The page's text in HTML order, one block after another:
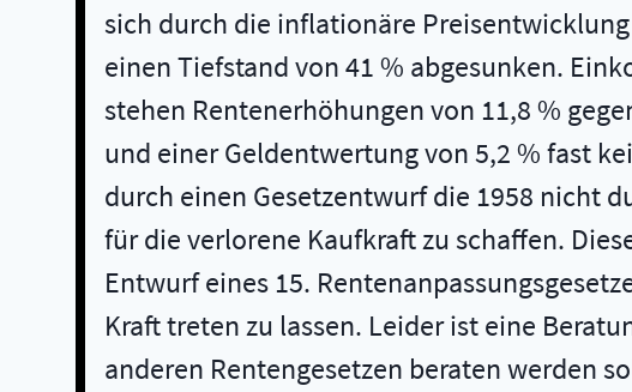
sich durch die inflationäre
einen Tiefstand von 41 % abgesunken.
stehen Rentenerhöhungen von 11,8 %
und einer Geldentwertung von 5,2 % fast
durch einen Gesetzentwurf die 1958 nicht
für die verlorene Kaufkraft zu schaffen.
Entwurf eines 15.
Kraft treten zu lassen. Leider ist eine
anderen Rentengesetzen beraten werden